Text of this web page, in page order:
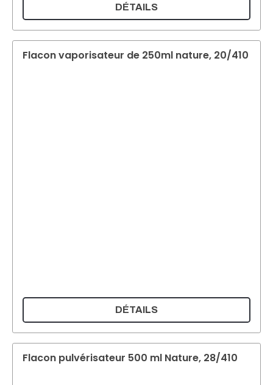
DÉTAILS
Flacon vaporisateur de 250ml nature, 20/410
DÉTAILS
Flacon pulvérisateur 500 ml Nature, 28/410